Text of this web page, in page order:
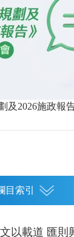
及2026施政報
目索引
文以載道 匯則